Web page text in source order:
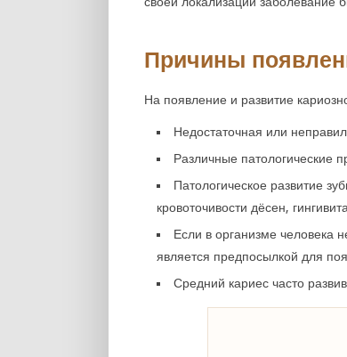
Причины
На появление и развитие
Недостаточная или
Различные патологические
Патологическое развитие
кровоточивости дёсен,
Если в организме человека
является предпосылкой для
Средний кариес часто